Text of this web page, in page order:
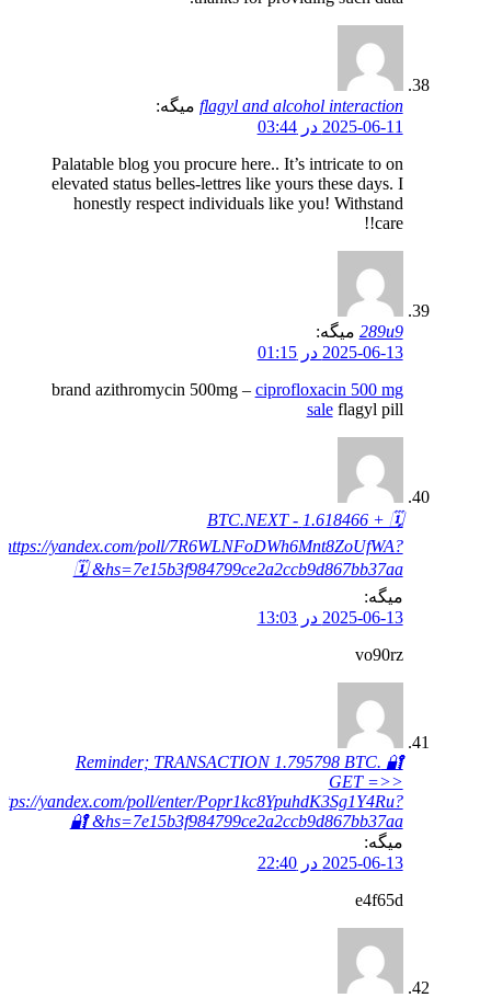
flagyl and alcohol interaction میگه:
2025-06-11 در 03:44
Palatable blog you procure here.. It’s intricate to on
elevated status belles-lettres like yours these days. I
honestly respect individuals like you! Withstand
care!!
289u9 میگه:
2025-06-13 در 01:15
brand azithromycin 500mg – ciprofloxacin 500 mg
saleflagyl pill
🗓 + 1.618466 BTC.NEXT -
https://yandex.com/poll/7R6WLNFoDWh6Mnt8ZoUfWA?
hs=7e15b3f984799ce2a2ccb9d867bb37aa& 🗓
میگه:
2025-06-13 در 13:03
vo90rz
🔐 Reminder; TRANSACTION 1.795798 BTC.
GET =>>
yandex.com/poll/enter/Popr1kc8YpuhdK3Sg1Y4Ru?
hs=7e15b3f984799ce2a2ccb9d867bb37aa& 🔐
میگه:
2025-06-13 در 22:40
e4f65d